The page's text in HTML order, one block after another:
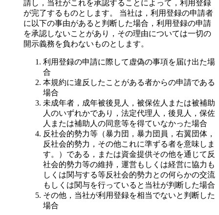
請し，当社がこれを承認することによって，利用登録
が完了するものとします。 当社は，利用登録の申請者
に以下の事由があると判断した場合，利用登録の申請
を承認しないことがあり，その理由については一切の
開示義務を負わないものとします。
利用登録の申請に際して虚偽の事項を届け出た場
合
本規約に違反したことがある者からの申請である
場合
未成年者，成年被後見人，被保佐人または被補助
人のいずれかであり，法定代理人，後見人，保佐
人または補助人の同意等を得ていなかった場合
反社会的勢力等（暴力団，暴力団員，右翼団体，
反社会的勢力，その他これに準ずる者を意味しま
す。）である，または資金提供その他を通じて反
社会的勢力等の維持，運営もしくは経営に協力も
しくは関与する等反社会的勢力との何らかの交流
もしくは関与を行っていると当社が判断した場合
その他，当社が利用登録を相当でないと判断した
場合